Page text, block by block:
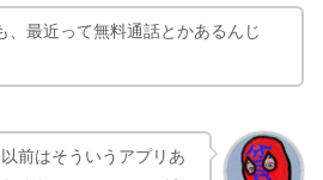
、最近って無料通話とかあるんじ
前はそういうアプリあ